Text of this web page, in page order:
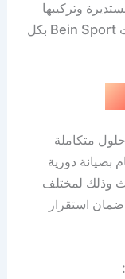
وتركيبها
لكم، ونساعدكم في اشتراك بي ان سبورت Bein Sport بكل
متكاملة
بصيانة دورية
وذلك لمختلف
استقرار